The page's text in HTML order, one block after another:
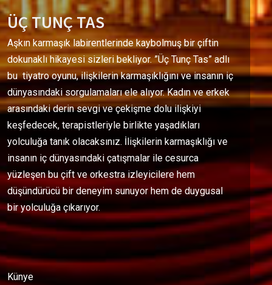
ÜÇ TUNÇ TAS
Aşkın karmaşık labirentlerinde kaybolmuş bir çiftin
dokunaklı hikayesi sizleri bekliyor. ”Üç Tunç Tas” adlı
bu tiyatro oyunu, ilişkilerin karmaşıklığını ve insanın iç
dünyasındaki sorgulamaları ele alıyor. Kadın ve erkek
arasındaki derin sevgi ve çekişme dolu ilişkiyi
keşfedecek, terapistleriyle birlikte yaşadıkları
yolculuğa tanık olacaksınız. İlişkilerin karmaşıklığı ve
insanın iç dünyasındaki çatışmalar ile cesurca
yüzleşen bu çift ve orkestra izleyicilere hem
düşündürücü bir deneyim sunuyor hem de duygusal
bir yolculuğa çıkarıyor.
Künye